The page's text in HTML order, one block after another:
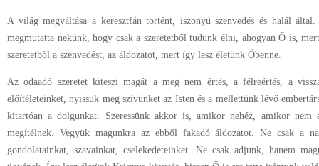
A világ megváltása a keresztfán történt, iszonyú szenvedés és halál által.
megmutatta nekünk, hogy csak a szeretetből tudunk élni, ahogyan Ő is,
szeretetből a szenvedést, az áldozatot, mert így lesz életünk Őbenne.
Az odaadó szeretet kiteszi magát a meg nem értés, a félreértés, a
előítéleteinket, nyissuk meg szívünket az Isten és a mellettünk lévő
kitartóan a dolgunkat. Szeressünk akkor is, amikor nehéz, amikor
megítélnek. Vegyük magunkra az ebből fakadó áldozatot. Ne csak a
gondolatainkat, szavainkat, cselekedeteinket. Ne csak adjunk, hanem